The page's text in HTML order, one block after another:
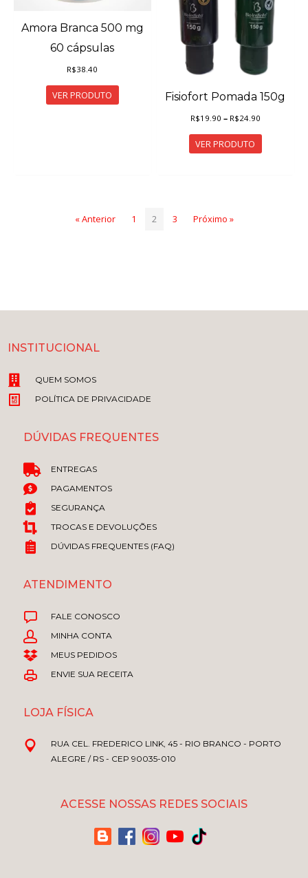
Amora Branca 500 mg
60 cápsulas
R$38.40
VER PRODUTO Fisiofort Pomada 150g
R$19.90 – R$24.90Faixa
preço:
através
VER PRODUTO
« Anterior 1 2 3 Próximo »
INSTITUCIONAL
QUEM SOMOS
POLÍTICA DE PRIVACIDADE
DÚVIDAS FREQUENTES
ENTREGAS
PAGAMENTOS
SEGURANÇA
TROCAS E DEVOLUÇÕES
DÚVIDAS FREQUENTES (FAQ)
ATENDIMENTO
FALE CONOSCO
MINHA CONTA
MEUS PEDIDOS
ENVIE SUA RECEITA
LOJA FÍSICA
RUA CEL. FREDERICO LINK, 45 - RIO BRANCO - PORTO
ALEGRE / RS - CEP 90035-010
ACESSE NOSSAS REDES SOCIAIS